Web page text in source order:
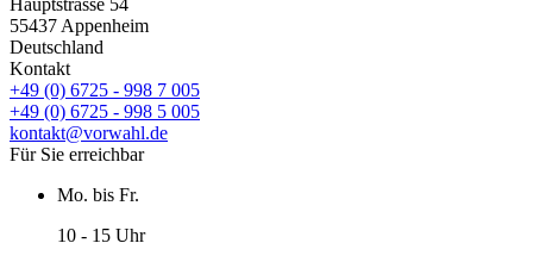
Hauptstrasse 54
55437 Appenheim
Deutschland
Kontakt
+49 (0) 6725 - 998 7 005
+49 (0) 6725 - 998 5 005
kontakt@vorwahl.de
Für Sie erreichbar
Mo. bis Fr.
10 - 15 Uhr